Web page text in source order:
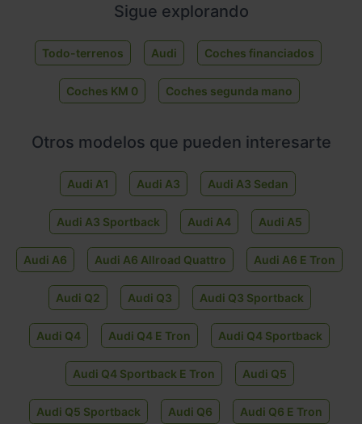
Sigue explorando
Todo-terrenos Audi Coches financiados
Coches KM 0 Coches segunda mano
Otros modelos que pueden interesarte
Audi A1 Audi A3 Audi A3 Sedan
Audi A3 Sportback Audi A4 Audi A5
Audi A6 Audi A6 Allroad Quattro Audi A6 E Tron
Audi Q2 Audi Q3 Audi Q3 Sportback
Audi Q4 Audi Q4 E Tron Audi Q4 Sportback
Audi Q4 Sportback E Tron Audi Q5
Audi Q5 Sportback Audi Q6 Audi Q6 E Tron